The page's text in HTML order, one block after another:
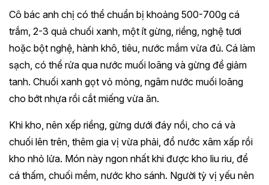
Cô bác anh chị có thể chuẩn bị khoảng 500-700g cá
trắm, 2-3 quả chuối xanh, một ít gừng, riềng, nghệ tươi
hoặc bột nghệ, hành khô, tiêu, nước mắm vừa đủ. Cá làm
sạch, có thể rửa qua nước muối loãng và gừng để giảm
tanh. Chuối xanh gọt vỏ mỏng, ngâm nước muối loãng
cho bớt nhựa rồi cắt miếng vừa ăn.
Khi kho, nên xếp riềng, gừng dưới đáy nồi, cho cá và
chuối lên trên, thêm gia vị vừa phải, đổ nước xâm xấp rồi
kho nhỏ lửa. Món này ngon nhất khi được kho liu riu, để
cá thấm, chuối mềm, nước kho sánh. Người tỳ vị yếu nên